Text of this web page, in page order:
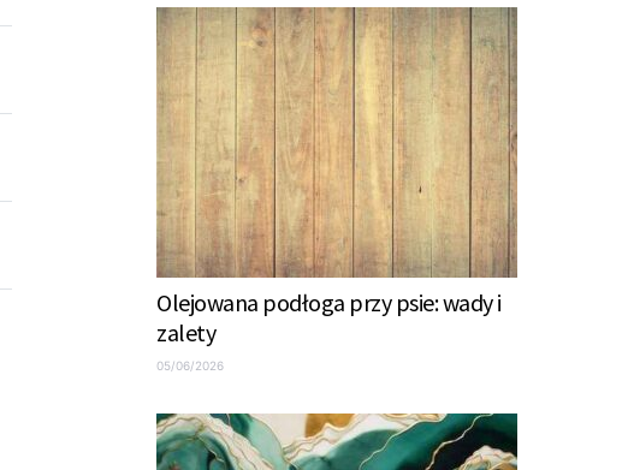
Olejowana podłoga przy psie: wady i
zalety
05/06/2026